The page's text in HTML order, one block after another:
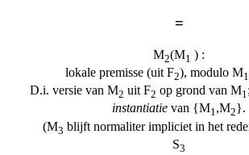
=
M2(M1 ) :
lokale premisse (uit F2), modulo M1
D.i. versie van M2 uit F2 op grond van M1
instantiatie van {M1,M2}.
(M3 blijft normaliter impliciet in het
S3